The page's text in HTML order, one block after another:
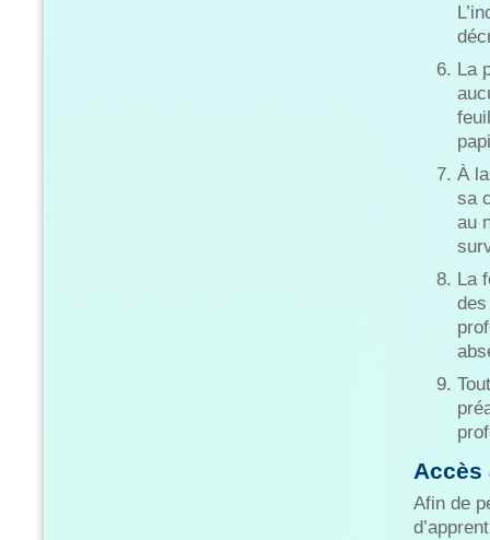
La
À
sa
au
La
Accès
Afin de